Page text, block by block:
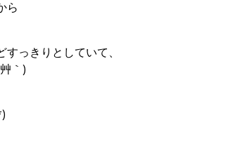
ら
っきりとしていて、
｀)